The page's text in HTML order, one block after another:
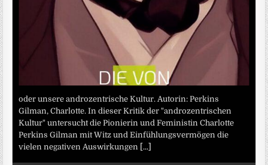
oder unsere androzentrische Kultur. Autorin: Perkins
Gilman, Charlotte. In dieser Kritik der "androzentrischen
Kultur" untersucht die Pionierin und Feministin Charlotte
Perkins Gilman mit Witz und Einfühlungsvermögen die
vielen negativen Auswirkungen [...]